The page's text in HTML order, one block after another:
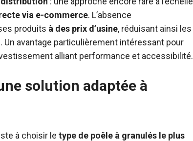
via e-commerce. L’absence
produits à des prix d’usine, réduisant ainsi les
avantage particulièrement intéressant pour
alliant performance et accessibilité.
solution adaptée à
à choisir le type de poêle à granulés le plus